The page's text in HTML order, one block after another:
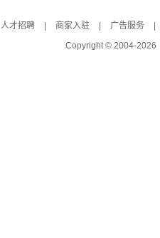
人才招聘 商家入驻 广告服务
Copyright © 2004-2026